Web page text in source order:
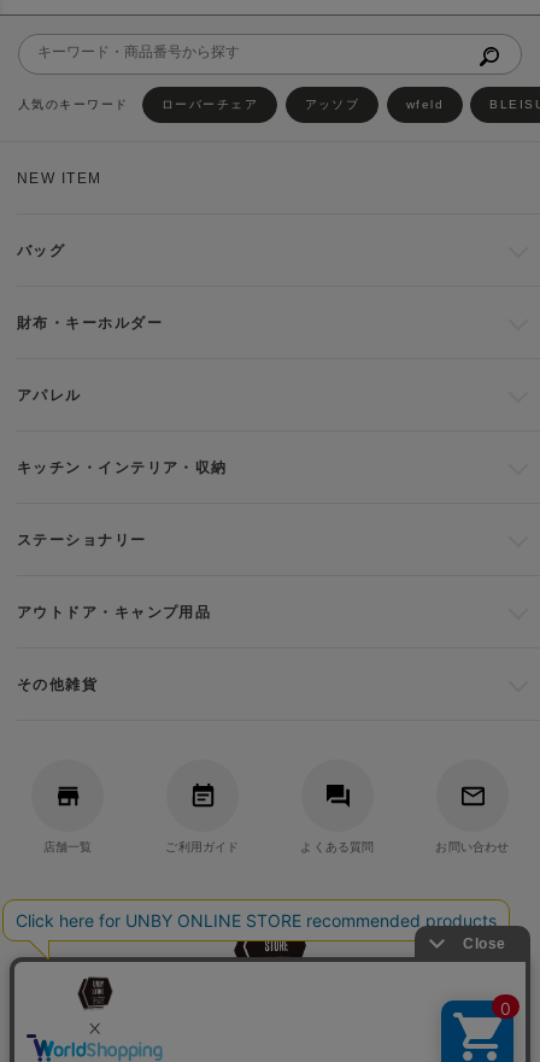
ローバーチェア アッソブ wfeld
NEW ITEM
バッグ
財布・キーホルダー
アパレル
キッチン・インテリア・収納
ステーショナリー
アウトドア・キャンプ用品
その他雑貨
店舗一覧 ご利用ガイド よくある質問 お問い合わせ